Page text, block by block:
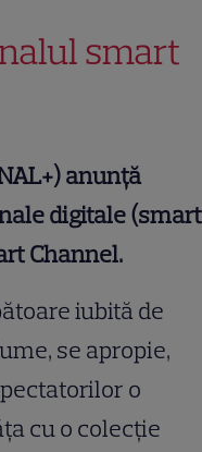
smart
anunță
digitale (smart
Channel.
iubită de
se apropie,
o
cu o colecție